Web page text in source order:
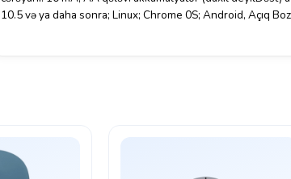
10.5 və ya daha sonra; Linux; Chrome 0S; Android, Açıq Boz